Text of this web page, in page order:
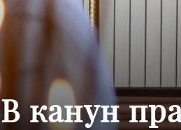
В канун